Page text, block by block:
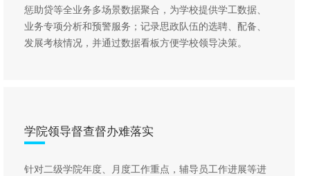
惩助贷等全业务多场景数据聚合，为学校提供学工数据、
业务专项分析和预警服务；记录思政队伍的选聘、配备、
发展考核情况，并通过数据看板方便学校领导决策。
学院领导督查督办难落实
针对二级学院年度、月度工作重点，辅导员工作进展等进